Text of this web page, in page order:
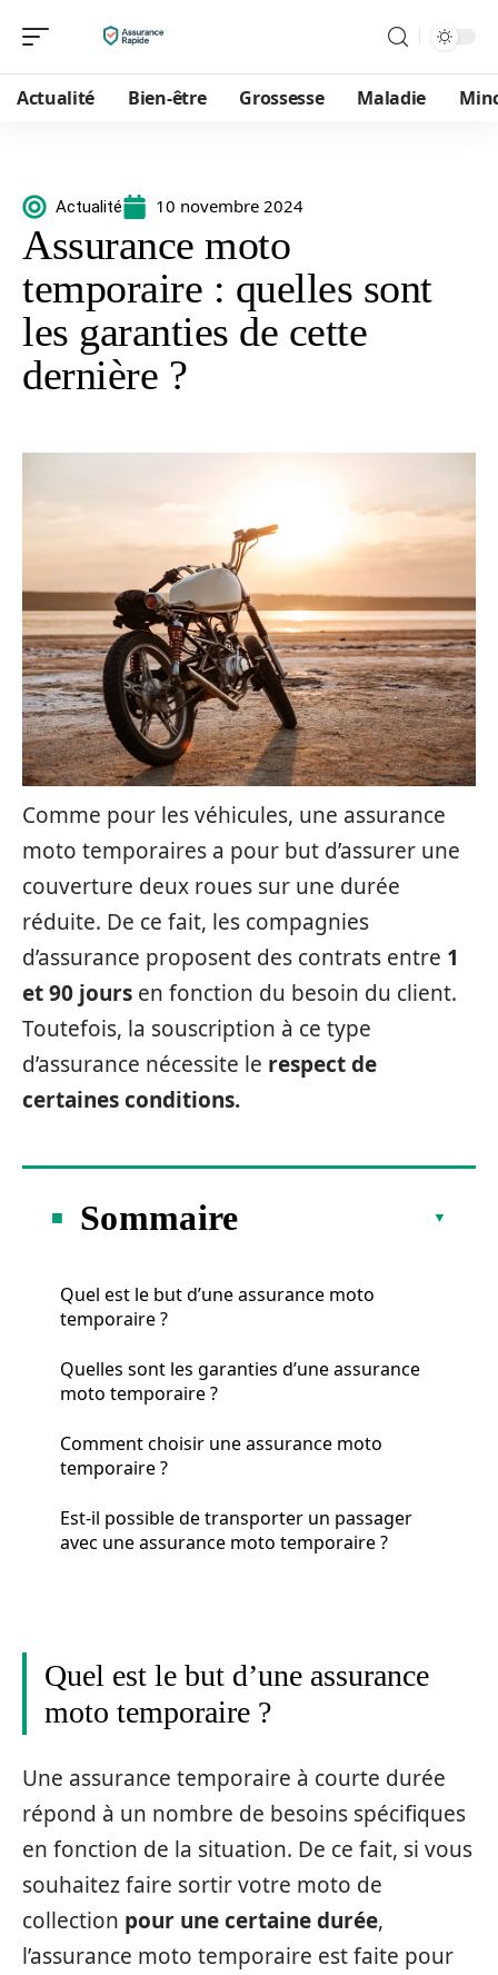
Actualité Bien-être Grossesse Maladie
Actualité 10 novembre 2024
Assurance moto
temporaire : quelles sont
les garanties de cette
dernière ?
Comme pour les véhicules, une assurance
moto temporaires a pour but d’assurer une
couverture deux roues sur une durée
réduite. De ce fait, les compagnies
d’assurance proposent des contrats entre 1
et 90 jours en fonction du besoin du client.
Toutefois, la souscription à ce type
d’assurance nécessite le respect de
certaines conditions.
Sommaire
Quel est le but d’une assurance moto
temporaire ?
Quelles sont les garanties d’une assurance
moto temporaire ?
Comment choisir une assurance moto
temporaire ?
Est-il possible de transporter un passager
avec une assurance moto temporaire ?
Quel est le but d’une assurance
moto temporaire ?
Une assurance temporaire à courte durée
répond à un nombre de besoins spécifiques
en fonction de la situation. De ce fait, si vous
souhaitez faire sortir votre moto de
collection pour une certaine durée,
l’assurance moto temporaire est faite pour